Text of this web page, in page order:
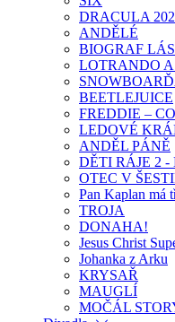
DRACULA
ANDĚLÉ
BIOGRAF
LOTRANDO
BEETLEJUICE
FREDDIE –
LEDOVÉ
ANDĚL PÁNĚ
DĚTI RÁJE 2 -
OTEC V
Pan Kaplan má
TROJA
DONAHA!
Jesus Christ
Johanka z Arku
KRYSAŘ
MAUGLÍ
MOČÁL